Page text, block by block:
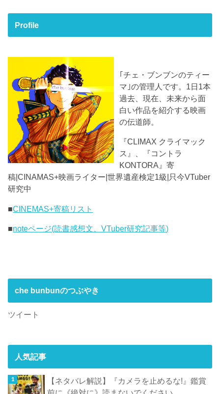
Profile
｢チェ・ブンブンのティー
マ｣の管理人です。1日1本
過去、現在、未来から面
白い作品を紹介する映画
の伝道師。
『CLIMAX クライマック
ス』、『コントラ
KONTORA』寄
稿|CINAMAS+映画ライター|世界遺産検定1級|只今VTuber
研究中
■CINEMAS+寄稿リスト
■noteページ(読書感想文、VTuber研究記事等)
che bunbunのつぶやき
ツイート
人気記事
【ネタバレ解説】『カメラを止めるな!』鑑賞